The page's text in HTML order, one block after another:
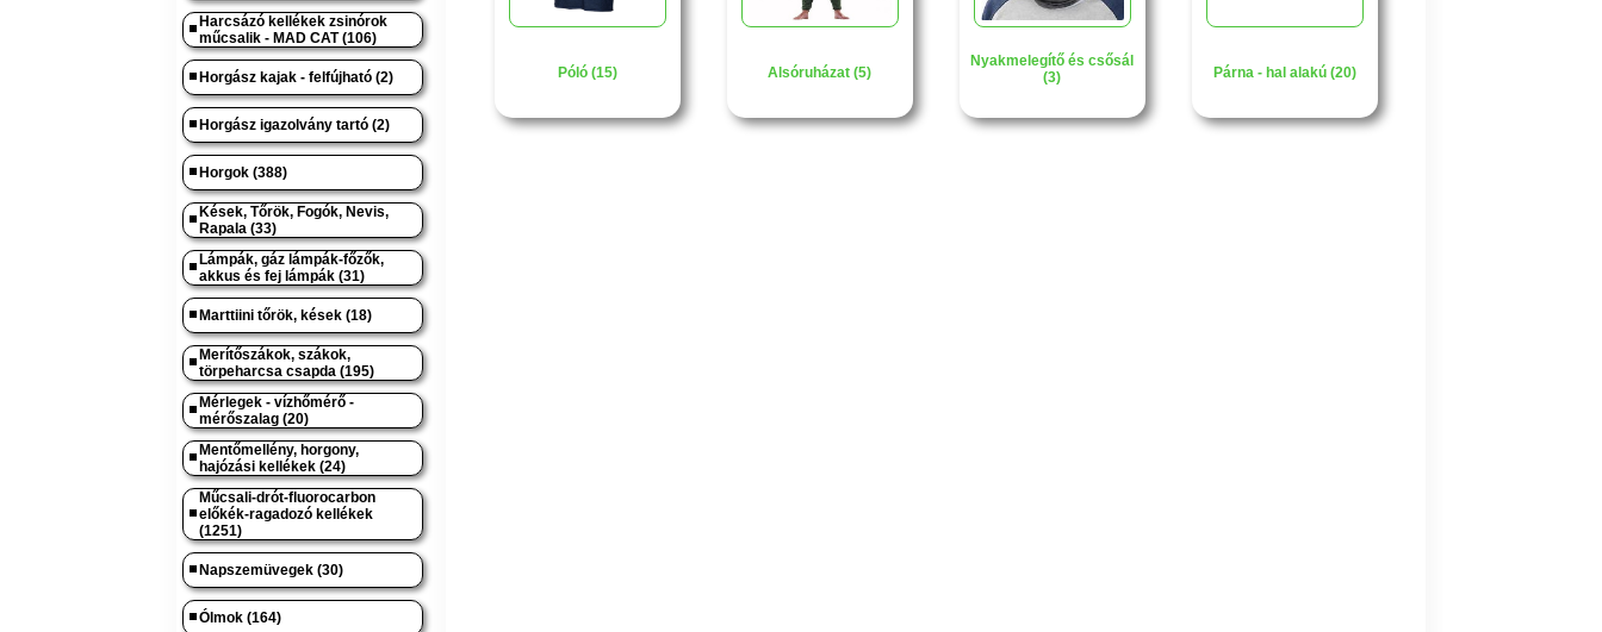
Harcsázó kellékek zsinórok
műcsalik - MAD CAT (106)
Horgász kajak - felfújható (2)
Horgász igazolvány tartó (2)
Horgok (388)
Kések, Tőrök, Fogók, Nevis,
Rapala (33)
Lámpák, gáz lámpák-főzők,
akkus és fej lámpák (31)
Marttiini tőrök, kések (18)
Merítőszákok, szákok,
törpeharcsa csapda (195)
Mérlegek - vízhőmérő -
mérőszalag (20)
Mentőmellény, horgony,
hajózási kellékek (24)
Műcsali-drót-fluorocarbon
előkék-ragadozó kellékek
(1251)
Napszemüvegek (30)
Ólmok (164)
Póló (15) Alsóruházat (5)
Nyakmelegítő és csősál
(3)
Párna - hal alakú (20)